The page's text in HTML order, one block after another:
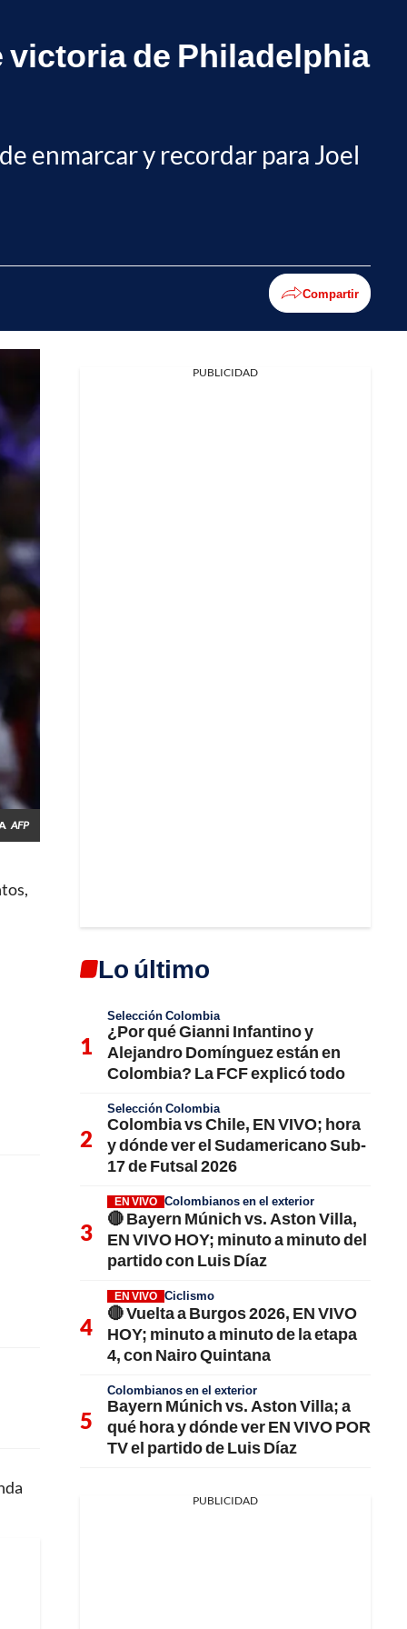
victoria de Philadelphia
enmarcar y recordar para Joel
Compartir
AFP
PUBLICIDAD
Lo último
Selección Colombia
¿Por qué Gianni Infantino y
Alejandro Domínguez están en
Colombia? La FCF explicó todo
Selección Colombia
Colombia vs Chile, EN VIVO; hora
y dónde ver el Sudamericano Sub-
17 de Futsal 2026
EN VIVO Colombianos en el exterior
🔴 Bayern Múnich vs. Aston Villa,
EN VIVO HOY; minuto a minuto del
partido con Luis Díaz
EN VIVO Ciclismo
🔴 Vuelta a Burgos 2026, EN VIVO
HOY; minuto a minuto de la etapa
4, con Nairo Quintana
Colombianos en el exterior
Bayern Múnich vs. Aston Villa; a
qué hora y dónde ver EN VIVO POR
TV el partido de Luis Díaz
PUBLICIDAD